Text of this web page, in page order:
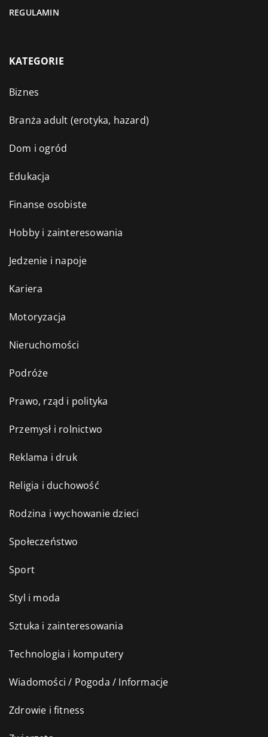
REGULAMIN
KATEGORIE
Biznes
Branża adult (erotyka, hazard)
Dom i ogród
Edukacja
Finanse osobiste
Hobby i zainteresowania
Jedzenie i napoje
Kariera
Motoryzacja
Nieruchomości
Podróże
Prawo, rząd i polityka
Przemysł i rolnictwo
Reklama i druk
Religia i duchowość
Rodzina i wychowanie dzieci
Społeczeństwo
Sport
Styl i moda
Sztuka i zainteresowania
Technologia i komputery
Wiadomości / Pogoda / Informacje
Zdrowie i fitness